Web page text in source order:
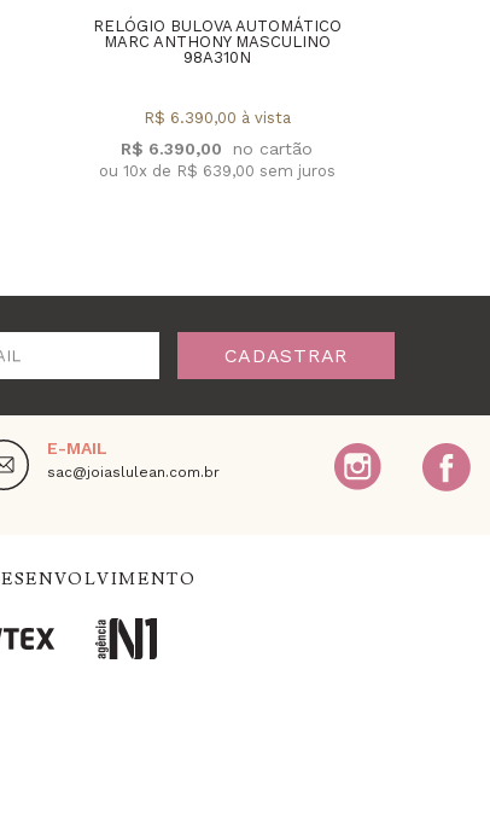
RELÓGIO BULOVA AUTOMÁTICO
MARC ANTHONY MASCULINO
98A310N
R$ 6.390,00
R$ 6.390,00 à vista
ou 10x de R$ 639,00 sem juros
CADASTRAR
E-MAIL
sac@joiaslulean.com.br